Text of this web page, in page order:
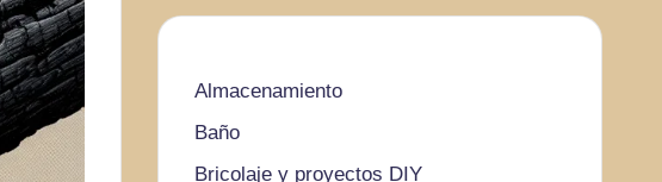
Almacenamiento
Baño
Bricolaje y proyectos DIY